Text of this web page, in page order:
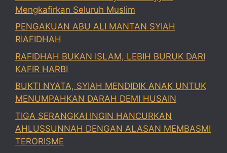
Mengkafirkan Seluruh Muslim
PENGAKUAN ABU ALI MANTAN SYIAH
RIAFIDHAH
RAFIDHAH BUKAN ISLAM, LEBIH BURUK DARI
KAFIR HARBI
BUKTI NYATA, SYIAH MENDIDIK ANAK UNTUK
MENUMPAHKAN DARAH DEMI HUSAIN
TIGA SERANGKAI INGIN HANCURKAN
AHLUSSUNNAH DENGAN ALASAN MEMBASMI
TERORISME